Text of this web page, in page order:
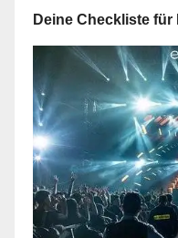
Deine Checkliste